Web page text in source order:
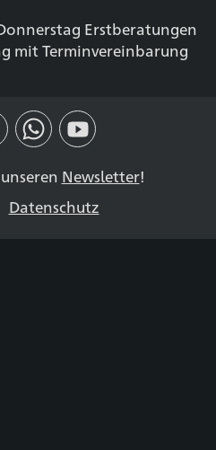
Erstberatungen
mit Terminvereinbarung
Newsletter!
Datenschutz